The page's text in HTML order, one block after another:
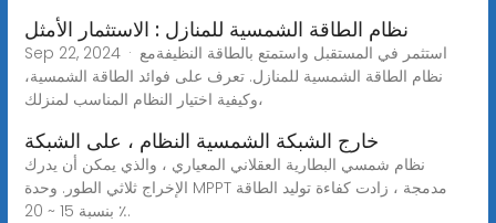
نظام الطاقة الشمسية للمنازل : الاستثمار الأمثل
Sep 22, 2024 · استثمر في المستقبل واستمتع بالطاقة النظيفةمع
نظام الطاقة الشمسية للمنازل. تعرف على فوائد الطاقة الشمسية،
وكيفية اختيار النظام المناسب لمنزلك،
خارج الشبكة الشمسية النظام ، على الشبكة
نظام شمسي البطارية العقلاني المعياري ، والذي يمكن أن يدرك
الإخراج ثلاثي الطور. وحدة MPPT مدمجة ، زادت كفاءة توليد الطاقة
بنسبة 15 ~ 20 ٪.